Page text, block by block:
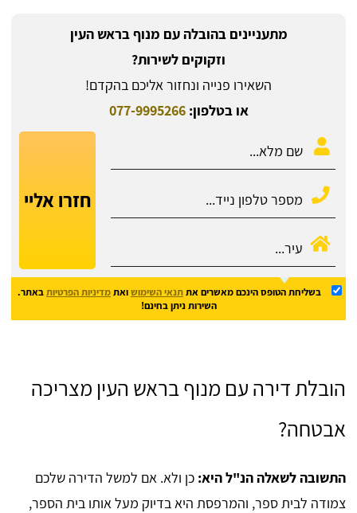
מתעניינים בהובלה עם מנוף בראש העין
וזקוקים לשירות?
השאירו פנייה ונחזור אליכם בהקדם!
או בטלפון:077-9995266
חזרו אליי
בשליחת הטופס הינכם מאשרים אתתנאי השימושואתמדיניות הפרטיותבאתר.
השירות ניתן בחינם!
הובלת דירה עם מנוף בראש העין מצריכה
אבטחה?
התשובה לשאלה הנ"ל היא: כן ולא. אם למשל הדירה שלכם
צמודה לבית ספר, והמרפסת היא בדיוק מעל אותו בית הספר,